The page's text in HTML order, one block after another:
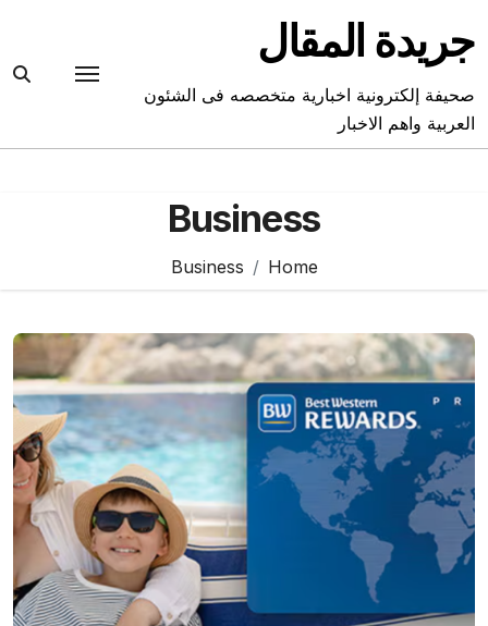
content
جريدة المقال
صحيفة إلكترونية اخبارية متخصصه فى الشئون
العربية واهم الاخبار
Business
Home
Business